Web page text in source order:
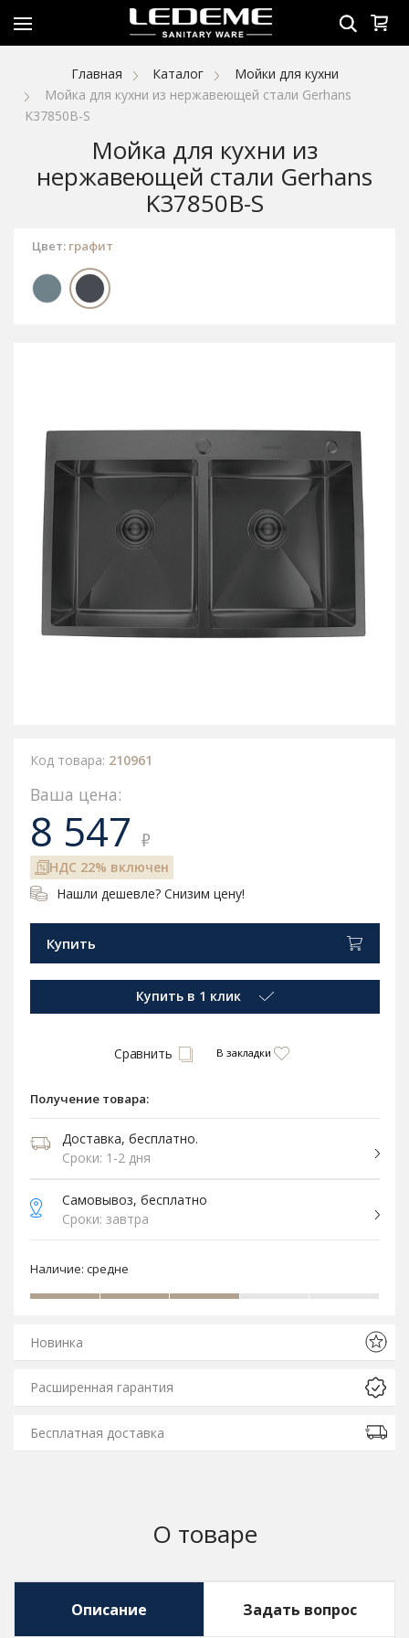
Главная Каталог
Мойки для кухни
Мойка для кухни из нержавеющей стали Gerhans
K37850B-S
Мойка для кухни из
нержавеющей стали Gerhans
K37850B-S
Цвет: графит
Код товара: 210961
Ваша цена:
8 547 ₽
НДС 22% включен
Нашли дешевле? Снизим цену!
Купить
Купить в 1 клик
Сравнить В закладки
Получение товара:
Доставка, бесплатно.
Сроки: 1-2 дня
Самовывоз, бесплатно
Сроки: завтра
Наличие: средне
Новинка
Расширенная гарантия
Бесплатная доставка
О товаре
Описание Задать вопрос